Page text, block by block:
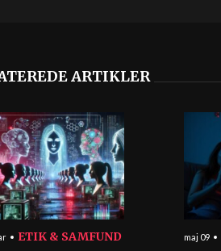
ARTIKLER
ETIK & SAMFUND maj 09